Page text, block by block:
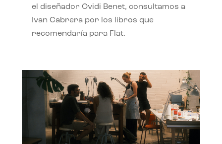
el diseñador Ovidi Benet, consultamos a
Ivan Cabrera por los libros que
recomendaría para Flat.